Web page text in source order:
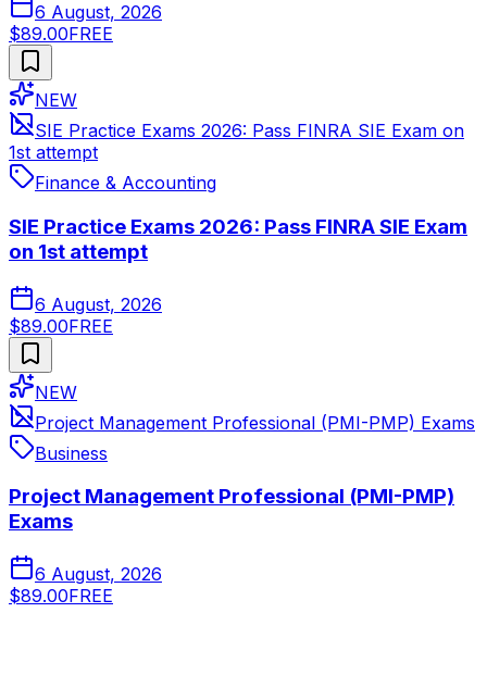
6 August, 2026
$89.00FREE
NEW
SIE Practice Exams 2026: Pass FINRA SIE Exam on
1st attempt
Finance & Accounting
SIE Practice Exams 2026: Pass FINRA SIE Exam
on 1st attempt
6 August, 2026
$89.00FREE
NEW
Project Management Professional (PMI-PMP) Exams
Business
Project Management Professional (PMI-PMP)
Exams
6 August, 2026
$89.00FREE